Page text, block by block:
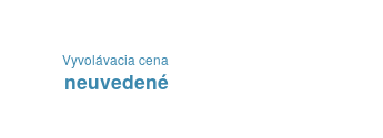
Vyvolávacia cena
neuvedené